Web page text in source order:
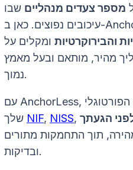
מספר צעדים מנהליים שבו
עיכובים נפוצים. כאן ב-AnchorLess, אנחנו עוזרים לך על
והבירוקרטיות ומקלים על
מהיר, מותאם ובעל מאמץ
נמוך.
עם AnchorLess, אתה יכול לקבל את המספר הפורטוגלי
NIF, NISS, הגעתך
תוך התחמקות מתורים
ובדיקות.